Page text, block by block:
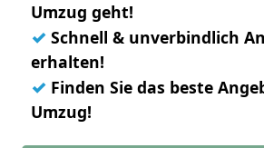
Umzug geht!
✓ Schnell & unverbindlich
erhalten!
✓ Finden Sie das beste
Umzug!